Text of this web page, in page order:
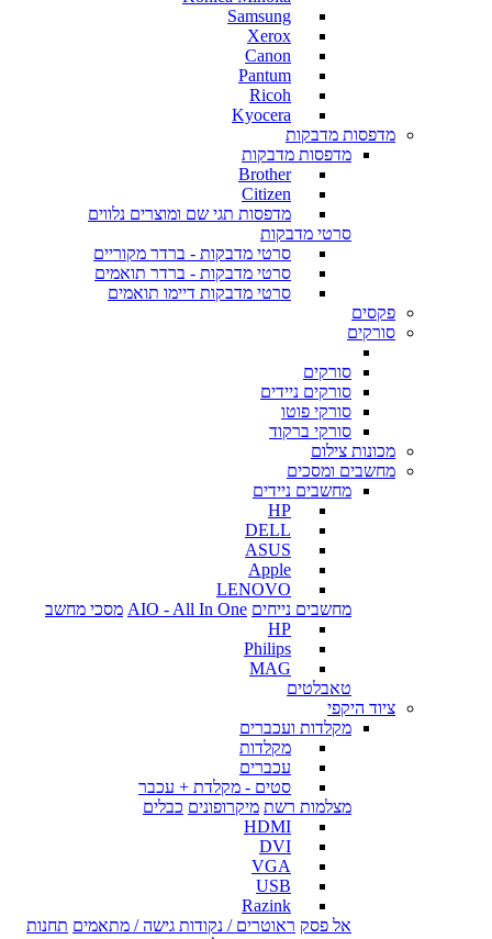
Samsung
Xerox
Canon
Pantum
Ricoh
Kyocera
מדפסות מדבקות
מדפסות מדבקות
Brother
Citizen
מדפסות תגי שם ומוצרים נלווים
סרטי מדבקות
סרטי מדבקות - ברדר מקוריים
סרטי מדבקות - ברדר תואמים
סרטי מדבקות דיימו תואמים
פקסים
סורקים
סורקים
סורקים ניידים
סורקי פוטו
סורקי ברקוד
מכונות צילום
מחשבים ומסכים
מחשבים ניידים
HP
DELL
ASUS
Apple
LENOVO
מחשבים נייחים AIO - All In One מסכי מחשב
HP
Philips
MAG
טאבלטים
ציוד היקפי
מקלדות ועכברים
מקלדות
עכברים
סטים - מקלדת + עכבר
מצלמות רשת מיקרופונים כבלים
HDMI
DVI
VGA
USB
Razink
אל פסק ראוטרים / נקודות גישה / מתאמים תחנות